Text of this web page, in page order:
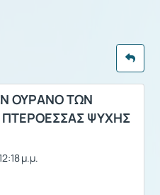
ΟΥΡΑΝΟ ΤΩΝ
ΨΥΧΗΣ
μ.μ.